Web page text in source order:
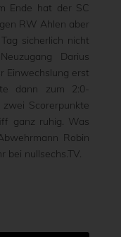
Ende hat der SC
RW Ahlen aber
sicherlich nicht
Darius
Einwechslung erst
dann zum 2:0-
Scorerpunkte
ganz ruhig. Was
Robin
bei nullsechs.TV.